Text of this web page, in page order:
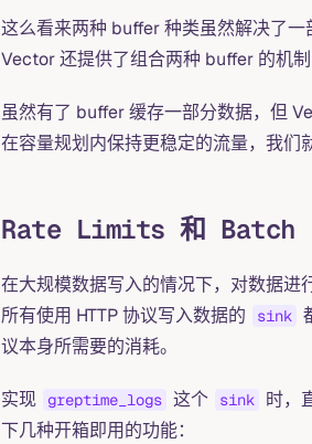
这么看来两种 buffer 种类虽然解决了
Vector 还提供了组合两种 buffer 的机
虽然有了 buffer 缓存一部分数据，但
在容量规划内保持更稳定的流量，我们
Rate Limits 和 Batch
在大规模数据写入的情况下，对数据进
所有使用 HTTP 协议写入数据的
sink
议本身所需要的消耗。
实现 greptime_logs 这个 sink
时，
下几种开箱即用的功能：